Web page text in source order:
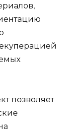
позволяет